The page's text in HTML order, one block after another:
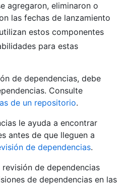
agregaron, eliminaron o
las fechas de lanzamiento
estos componentes
para estas
de dependencias, debe
Consulte
de un repositorio.
le ayuda a encontrar
antes de que lleguen a
de dependencias.
de dependencias
de dependencias en las